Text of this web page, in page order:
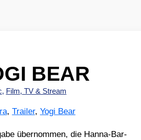
BEAR
, Film, TV & Stream
, Trailer, Yogi Bear
über­nom­men, die Han­na-Bar­